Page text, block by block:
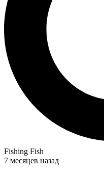
Fishing Fish
7 месяцев назад